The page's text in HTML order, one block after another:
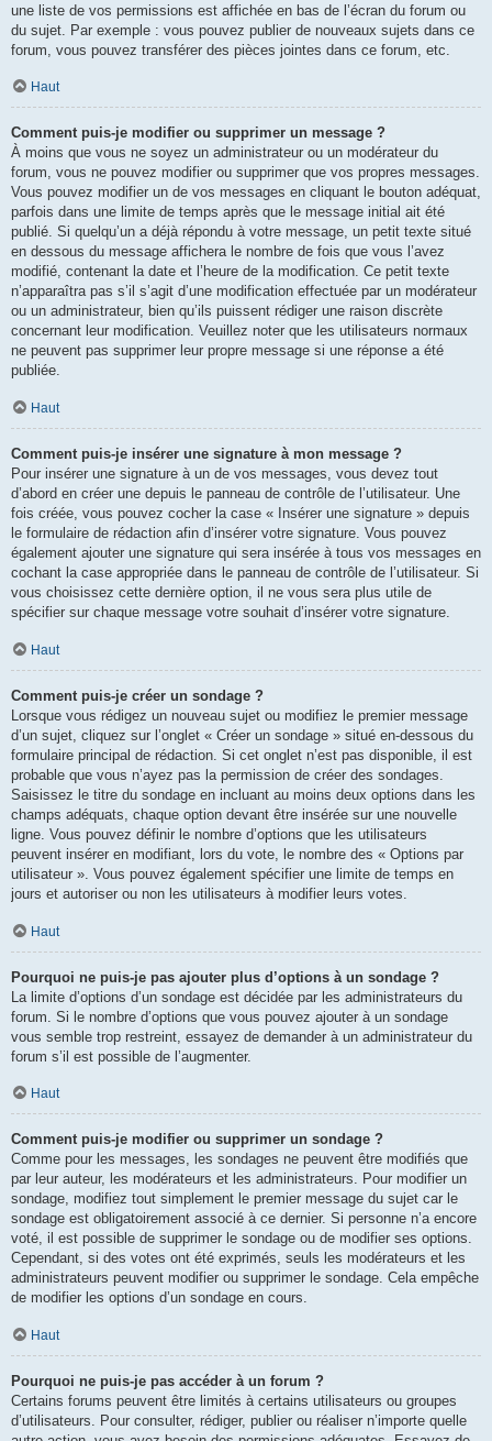
une liste de vos permissions est affichée en bas de l’écran du forum ou
du sujet. Par exemple : vous pouvez publier de nouveaux sujets dans ce
forum, vous pouvez transférer des pièces jointes dans ce forum, etc.
Haut
Comment puis-je modifier ou supprimer un message ?
À moins que vous ne soyez un administrateur ou un modérateur du
forum, vous ne pouvez modifier ou supprimer que vos propres messages.
Vous pouvez modifier un de vos messages en cliquant le bouton adéquat,
parfois dans une limite de temps après que le message initial ait été
publié. Si quelqu’un a déjà répondu à votre message, un petit texte situé
en dessous du message affichera le nombre de fois que vous l’avez
modifié, contenant la date et l’heure de la modification. Ce petit texte
n’apparaîtra pas s’il s’agit d’une modification effectuée par un modérateur
ou un administrateur, bien qu’ils puissent rédiger une raison discrète
concernant leur modification. Veuillez noter que les utilisateurs normaux
ne peuvent pas supprimer leur propre message si une réponse a été
publiée.
Haut
Comment puis-je insérer une signature à mon message ?
Pour insérer une signature à un de vos messages, vous devez tout
d’abord en créer une depuis le panneau de contrôle de l’utilisateur. Une
fois créée, vous pouvez cocher la case « Insérer une signature » depuis
le formulaire de rédaction afin d’insérer votre signature. Vous pouvez
également ajouter une signature qui sera insérée à tous vos messages en
cochant la case appropriée dans le panneau de contrôle de l’utilisateur. Si
vous choisissez cette dernière option, il ne vous sera plus utile de
spécifier sur chaque message votre souhait d’insérer votre signature.
Haut
Comment puis-je créer un sondage ?
Lorsque vous rédigez un nouveau sujet ou modifiez le premier message
d’un sujet, cliquez sur l’onglet « Créer un sondage » situé en-dessous du
formulaire principal de rédaction. Si cet onglet n’est pas disponible, il est
probable que vous n’ayez pas la permission de créer des sondages.
Saisissez le titre du sondage en incluant au moins deux options dans les
champs adéquats, chaque option devant être insérée sur une nouvelle
ligne. Vous pouvez définir le nombre d’options que les utilisateurs
peuvent insérer en modifiant, lors du vote, le nombre des « Options par
utilisateur ». Vous pouvez également spécifier une limite de temps en
jours et autoriser ou non les utilisateurs à modifier leurs votes.
Haut
Pourquoi ne puis-je pas ajouter plus d’options à un sondage ?
La limite d’options d’un sondage est décidée par les administrateurs du
forum. Si le nombre d’options que vous pouvez ajouter à un sondage
vous semble trop restreint, essayez de demander à un administrateur du
forum s’il est possible de l’augmenter.
Haut
Comment puis-je modifier ou supprimer un sondage ?
Comme pour les messages, les sondages ne peuvent être modifiés que
par leur auteur, les modérateurs et les administrateurs. Pour modifier un
sondage, modifiez tout simplement le premier message du sujet car le
sondage est obligatoirement associé à ce dernier. Si personne n’a encore
voté, il est possible de supprimer le sondage ou de modifier ses options.
Cependant, si des votes ont été exprimés, seuls les modérateurs et les
administrateurs peuvent modifier ou supprimer le sondage. Cela empêche
de modifier les options d’un sondage en cours.
Haut
Pourquoi ne puis-je pas accéder à un forum ?
Certains forums peuvent être limités à certains utilisateurs ou groupes
d’utilisateurs. Pour consulter, rédiger, publier ou réaliser n’importe quelle